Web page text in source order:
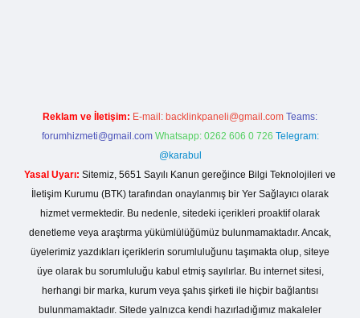
Reklam ve İletişim: E-mail: backlinkpaneli@gmail.com Teams:
forumhizmeti@gmail.com Whatsapp: 0262 606 0 726 Telegram:
@karabul
Yasal Uyarı: Sitemiz, 5651 Sayılı Kanun gereğince Bilgi Teknolojileri ve
İletişim Kurumu (BTK) tarafından onaylanmış bir Yer Sağlayıcı olarak
hizmet vermektedir. Bu nedenle, sitedeki içerikleri proaktif olarak
denetleme veya araştırma yükümlülüğümüz bulunmamaktadır. Ancak,
üyelerimiz yazdıkları içeriklerin sorumluluğunu taşımakta olup, siteye
üye olarak bu sorumluluğu kabul etmiş sayılırlar. Bu internet sitesi,
herhangi bir marka, kurum veya şahıs şirketi ile hiçbir bağlantısı
bulunmamaktadır. Sitede yalnızca kendi hazırladığımız makaleler